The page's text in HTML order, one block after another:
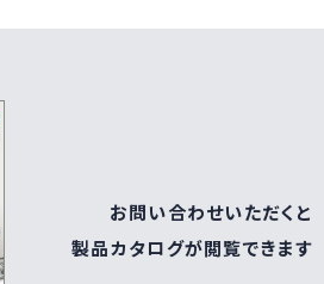
お問い合わせいただくと
製品カタログが閲覧できます